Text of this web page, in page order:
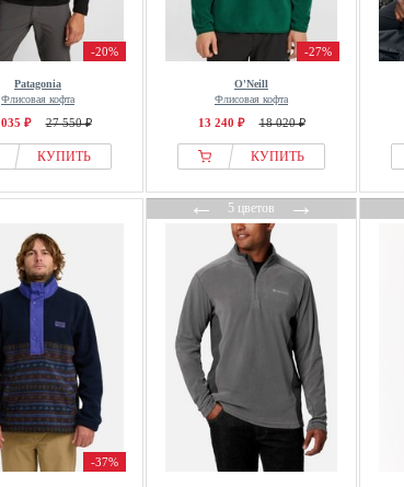
-20%
Patagonia
Флисовая кофта
₽ 27 550 ₽
КУПИТЬ
-27%
O'Neill
Флисовая кофта
13 240 ₽ 18 020 ₽
КУПИТЬ
-37%
←5 цветов→